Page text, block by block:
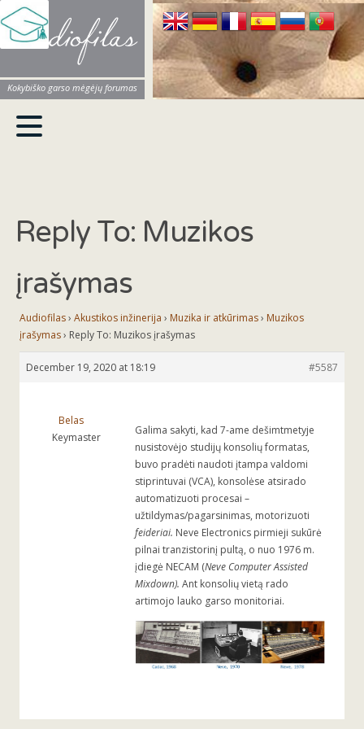
Audiofilas
Kokybiško garso mėgėjų forumas
Reply To: Muzikos
įrašymas
Audiofilas› Akustikos inžinerija › Muzika ir atkūrimas› Muzikos
įrašymas› Reply To: Muzikos įrašymas
December 19, 2020 at 18:19 #5587
Belas
Keymaster
Galima sakyti, kad 7-ame dešimtmetyje
nusistovėjo studijų konsolių formatas,
buvo pradėti naudoti įtampa valdomi
stiprintuvai (VCA), konsolėse atsirado
automatizuoti procesai –
užtildymas/pagarsinimas, motorizuoti
feideriai. Neve Electronics pirmieji sukūrė
pilnai tranzistorinį pultą, o nuo 1976 m.
įdiegė NECAM (Neve Computer Assisted
Mixdown). Ant konsolių vietą rado
artimojo lauko garso monitoriai.